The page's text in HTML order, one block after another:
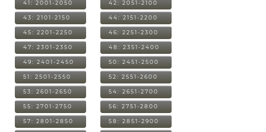
41: 2001-2050 42: 2051-2100
43: 2101-2150 44: 2151-2200
45: 2201-2250 46: 2251-2300
47: 2301-2350 48: 2351-2400
49: 2401-2450 50: 2451-2500
51: 2501-2550 52: 2551-2600
53: 2601-2650 54: 2651-2700
55: 2701-2750 56: 2751-2800
57: 2801-2850 58: 2851-2900